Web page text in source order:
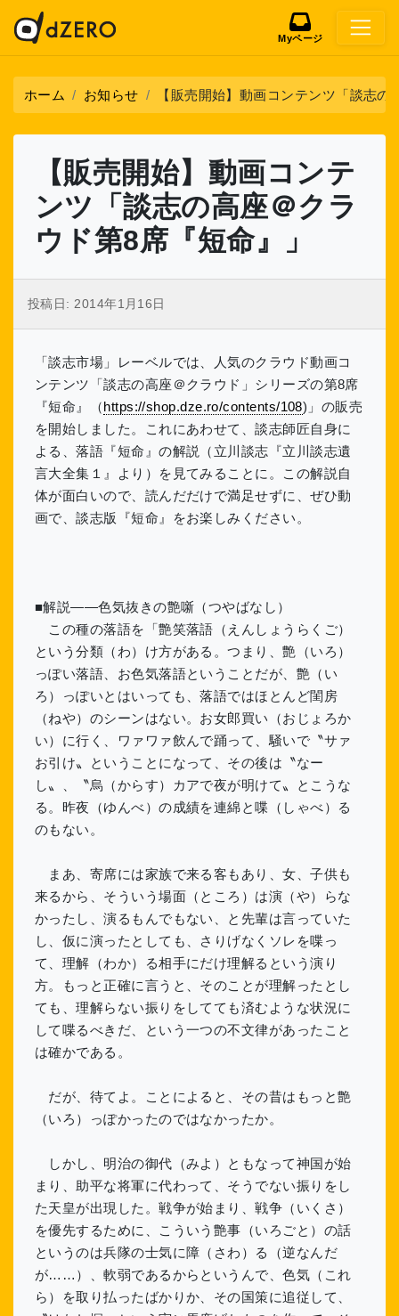
Myページ
ホーム お知らせ 【販売開始】動画コンテンツ「談志
【販売開始】動画コンテ
ンツ「談志の高座＠クラ
ウド第8席『短命』」
投稿日: 2014年1月16日
「談志市場」レーベルでは、人気のクラウド動画コ
ンテンツ「談志の高座＠クラウド」シリーズの第8席
『短命』（https://shop.dze.ro/contents/108)」の販売
を開始しました。これにあわせて、談志師匠自身に
よる、落語『短命』の解説（立川談志『立川談志遺
言大全集１』より）を見てみることに。この解説自
体が面白いので、読んだだけで満足せずに、ぜひ動
画で、談志版『短命』をお楽しみください。
■解説――色気抜きの艶噺（つやばなし）
この種の落語を「艶笑落語（えんしょうらくご）
という分類（わ）け方がある。つまり、艶（いろ）
っぽい落語、お色気落語ということだが、艶（い
ろ）っぽいとはいっても、落語ではほとんど閨房
（ねや）のシーンはない。お女郎買い（おじょろか
い）に行く、ワァワァ飲んで踊って、騒いで〝サァ
お引け〟ということになって、その後は〝なー
し〟、〝烏（からす）カアで夜が明けて〟とこうな
る。昨夜（ゆんべ）の成績を連綿と喋（しゃべ）る
のもない。
まあ、寄席には家族で来る客もあり、女、子供も
来るから、そういう場面（ところ）は演（や）らな
かったし、演るもんでもない、と先輩は言っていた
し、仮に演ったとしても、さりげなくソレを喋っ
て、理解（わか）る相手にだけ理解るという演り
方。もっと正確に言うと、そのことが理解ったとし
ても、理解らない振りをしてても済むような状況に
して喋るべきだ、という一つの不文律があったこと
は確かである。
だが、待てよ。ことによると、その昔はもっと艶
（いろ）っぽかったのではなかったか。
しかし、明治の御代（みよ）ともなって神国が始
まり、助平な将軍に代わって、そうでない振りをし
た天皇が出現した。戦争が始まり、戦争（いくさ）
を優先するために、こういう艶事（いろごと）の話
というのは兵隊の士気に障（さわ）る（逆なんだ
が……）、軟弱であるからというんで、色気（これ
ら）を取り払ったばかりか、その国策に追従して、